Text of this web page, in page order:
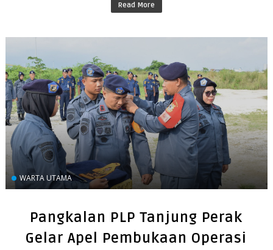
Read More
WARTA UTAMA
Pangkalan PLP Tanjung Perak
Gelar Apel Pembukaan Operasi